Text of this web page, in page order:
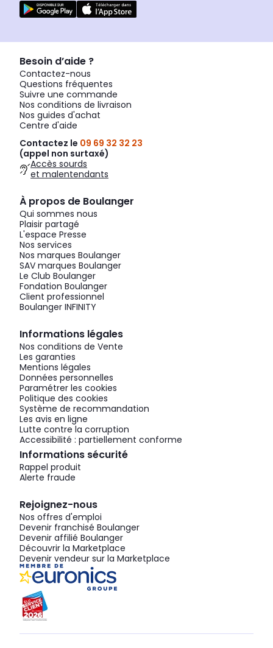
Besoin d’aide ?
Contactez-nous
Questions fréquentes
Suivre une commande
Nos conditions de livraison
Nos guides d'achat
Centre d'aide
Contactez le 09 69 32 32 23
(appel non surtaxé)
Accès sourds
et malentendants
À propos de Boulanger
Qui sommes nous
Plaisir partagé
L'espace Presse
Nos services
Nos marques Boulanger
SAV marques Boulanger
Le Club Boulanger
Fondation Boulanger
Client professionnel
Boulanger INFINITY
Informations légales
Nos conditions de Vente
Les garanties
Mentions légales
Données personnelles
Paramétrer les cookies
Politique des cookies
Système de recommandation
Les avis en ligne
Lutte contre la corruption
Accessibilité : partiellement conforme
Informations sécurité
Rappel produit
Alerte fraude
Rejoignez-nous
Nos offres d'emploi
Devenir franchisé Boulanger
Devenir affilié Boulanger
Découvrir la Marketplace
Devenir vendeur sur la Marketplace